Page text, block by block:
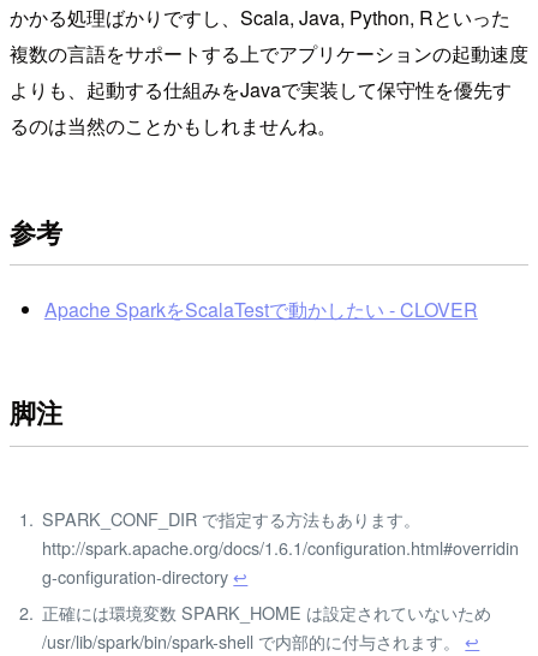
かかる処理ばかりですし、Scala, Java, Python, Rといった
複数の言語をサポートする上でアプリケーションの起動速度
よりも、起動する仕組みをJavaで実装して保守性を優先す
るのは当然のことかもしれませんね。
参考
Apache SparkをScalaTestで動かしたい - CLOVER
脚注
SPARK_CONF_DIR で指定する方法もあります。
http://spark.apache.org/docs/1.6.1/configuration.html#overridin
g-configuration-directory↩
正確には環境変数 SPARK_HOME は設定されていないため
/usr/lib/spark/bin/spark-shell で内部的に付与されます。↩